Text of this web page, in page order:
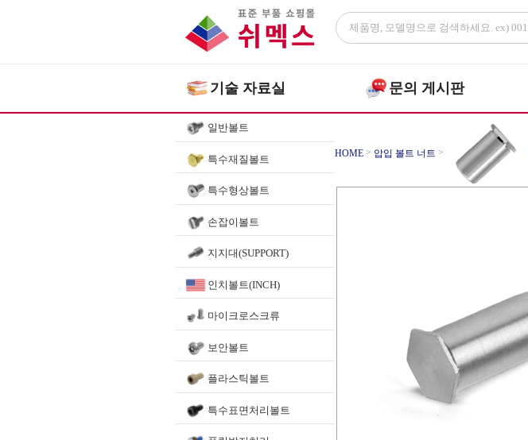
기술 자료실 문의 게시판
일반볼트
특수재질볼트
특수형상볼트
손잡이볼트
지지대(SUPPORT)
인치볼트(INCH)
마이크로스크류
보안볼트
플라스틱볼트
특수표면처리볼트
HOME > 압입 볼트 너트 >